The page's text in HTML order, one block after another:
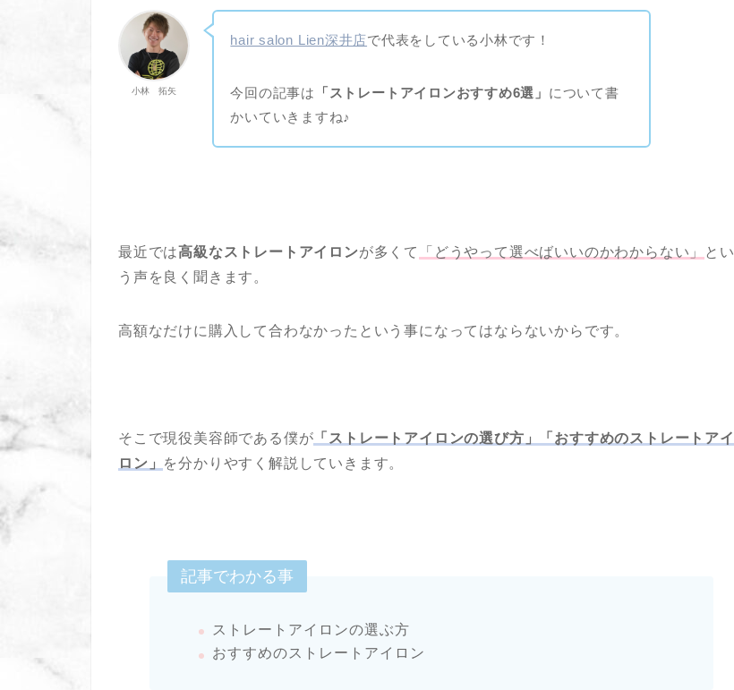
小林 拓矢
hair salon Lien深井店で代表をしている小林です！
今回の記事は 「ストレートアイロンおすすめ6選」 について書
かいていきますね♪
最近では高級なストレートアイロンが多くて 「どうやって選べばいいのかわからない」
とい
う声を良く聞きます。
高額なだけに購入して合わなかったという事になってはならないからです。
そこで現役美容師である僕が 「ストレートアイロンの選び方」「おすすめのストレートアイ
ロン」 を分かりやすく解説していきます。
記事でわかる事
ストレートアイロンの選ぶ方
おすすめのストレートアイロン